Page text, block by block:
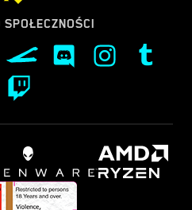
SPOŁECZNOŚCI